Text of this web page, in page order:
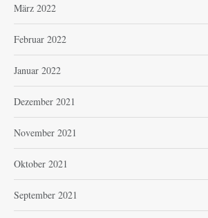
März 2022
Februar 2022
Januar 2022
Dezember 2021
November 2021
Oktober 2021
September 2021